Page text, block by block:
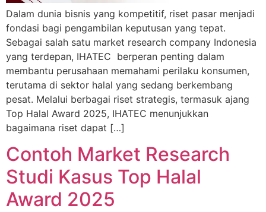
Dalam dunia bisnis yang kompetitif, riset pasar menjadi
fondasi bagi pengambilan keputusan yang tepat.
Sebagai salah satu market research company Indonesia
yang terdepan, IHATEC berperan penting dalam
membantu perusahaan memahami perilaku konsumen,
terutama di sektor halal yang sedang berkembang
pesat. Melalui berbagai riset strategis, termasuk ajang
Top Halal Award 2025, IHATEC menunjukkan
bagaimana riset dapat […]
Contoh Market Research
Studi Kasus Top Halal
Award 2025